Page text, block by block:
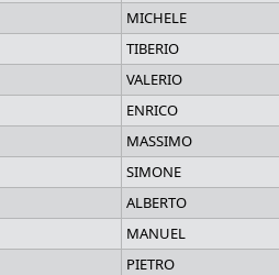
MICHELE
TIBERIO
VALERIO
ENRICO
MASSIMO
SIMONE
ALBERTO
MANUEL
PIETRO